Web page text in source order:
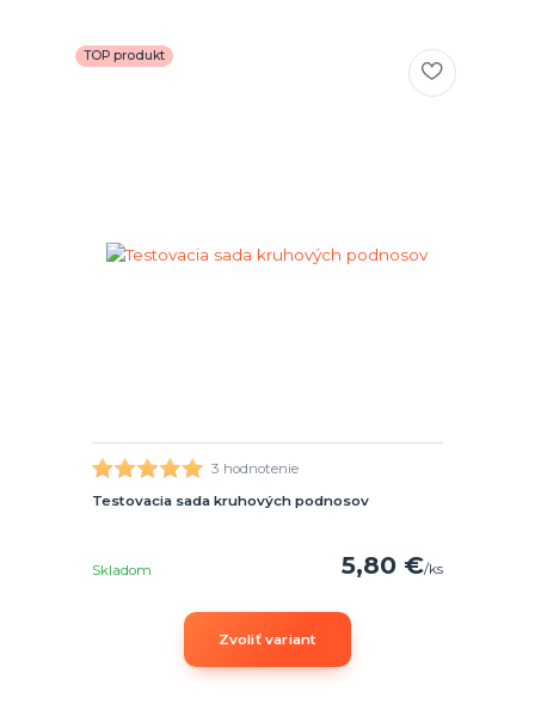
TOP produkt
3 hodnotenie
Testovacia sada kruhových podnosov
5,80 €/ks
Skladom
Zvoliť variant